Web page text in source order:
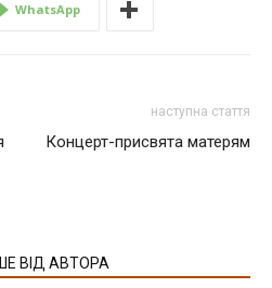
WhatsApp
наступна стаття
Концерт-присвята матерям
ВІД АВТОРА